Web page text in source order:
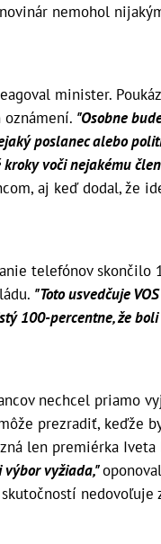
nemohol
minister.
"Osobne
poslanec alebo
voči nejakému
aj keď dodal, že
telefónov skončilo
"Toto usvedčuje
100-percentne, že
nechcel priamo
prezradiť, keďže
len premiérka Iveta
výbor vyžiada,"
nedovoľuje